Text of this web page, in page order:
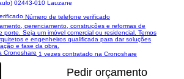
02443-010 Lauzane
Número de telefone verificado
gerenciamento, construções e reformas de
Seja um imóvel comercial ou residencial. Temos
e engenheiros qualificada para dar soluções
e fase da obra.
1 vezes contratado na Cronoshare
Pedir orçamento